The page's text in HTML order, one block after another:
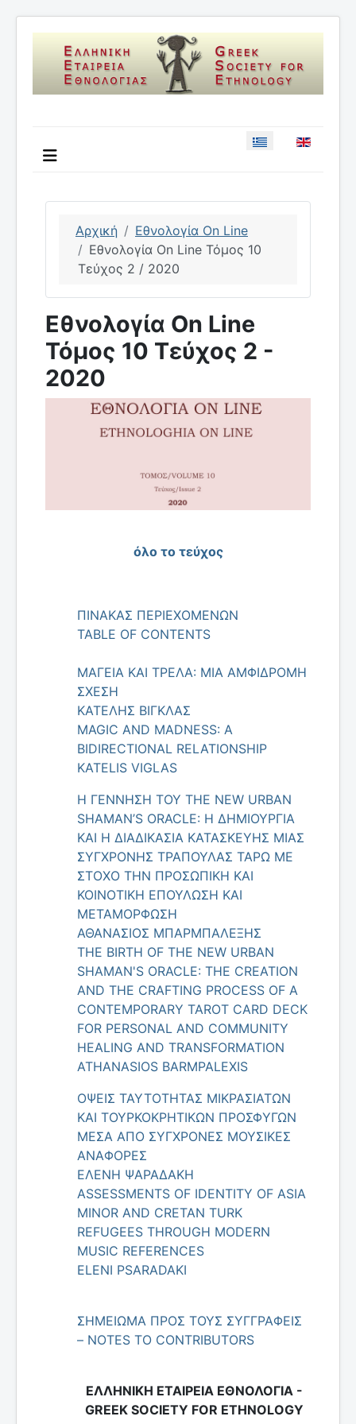
Επιλέξτε τη
Αρχική
Εθνολογία On Line
Εθνολογία On Line Τόμος 10
Τεύχος 2 / 2020
Εθνολογία On Line
Τόμος 10 Τεύχος 2 -
2020
όλο το τεύχος
ΠΙΝΑΚΑΣ ΠΕΡΙΕΧΟΜΕΝΩΝ
TABLE OF CONTENTS
ΜΑΓΕΙΑ ΚΑΙ ΤΡΕΛΑ: ΜΙΑ ΑΜΦΙΔΡΟΜΗ
ΣΧΕΣΗ
ΚΑΤΕΛΗΣ ΒΙΓΚΛΑΣ
MAGIC AND MADNESS: A
BIDIRECTIONAL RELATIONSHIP
KATELIS VIGLAS
H ΓΕΝΝΗΣΗ ΤΟΥ THE NEW URBAN
SHAMAN’S ORACLE: Η ΔΗΜΙΟΥΡΓΙΑ
ΚΑΙ Η ΔΙΑΔΙΚΑΣΙΑ ΚΑΤΑΣΚΕΥΗΣ ΜΙΑΣ
ΣΥΓΧΡΟΝΗΣ ΤΡΑΠΟΥΛΑΣ ΤΑΡΩ ΜΕ
ΣΤΟΧΟ ΤΗΝ ΠΡΟΣΩΠΙΚΗ ΚΑΙ
ΚΟΙΝΟΤΙΚΗ ΕΠΟΥΛΩΣΗ ΚΑΙ
ΜΕΤΑΜΟΡΦΩΣΗ
ΑΘΑΝΑΣΙΟΣ ΜΠΑΡΜΠΑΛΕΞΗΣ
THE BIRTH OF THE NEW URBAN
SHAMAN'S ORACLE: THE CREATION
AND THE CRAFTING PROCESS OF A
CONTEMPORARY TAROT CARD DECK
FOR PERSONAL AND COMMUNITY
HEALING AND TRANSFORMATION
ATHANASIOS BARMPALEXIS
ΟΨΕΙΣ ΤΑΥΤΟΤΗΤΑΣ ΜΙΚΡΑΣΙΑΤΩΝ
ΚΑΙ ΤΟΥΡΚΟΚΡΗΤΙΚΩΝ ΠΡΟΣΦΥΓΩΝ
ΜΕΣΑ ΑΠΟ ΣΥΓΧΡΟΝΕΣ ΜΟΥΣΙΚΕΣ
ΑΝΑΦΟΡΕΣ
ΕΛΕΝΗ ΨΑΡΑΔΑΚΗ
ASSESSMENTS OF IDENTITY OF ASIA
MINOR AND CRETAN TURK
REFUGEES THROUGH MODERN
MUSIC REFERENCES
ELENI PSARADAKI
ΣΗΜΕΙΩΜΑ ΠΡΟΣ ΤΟΥΣ ΣΥΓΓΡΑΦΕΙΣ
– NOTES TO CONTRIBUTORS
ΕΛΛΗΝΙΚΗ ΕΤΑΙΡΕΙΑ ΕΘΝΟΛΟΓΙΑ -
GREEK SOCIETY FOR ETHNOLOGY